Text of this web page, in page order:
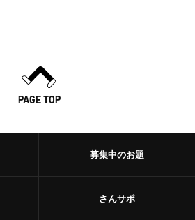
PAGE TOP
募集中のお題
さんサポ